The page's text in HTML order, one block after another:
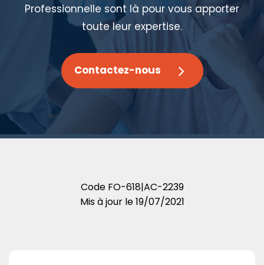
Professionnelle sont là pour vous apporter
toute leur expertise.
Contactez-nous
Code FO-618|AC-2239
Mis à jour le19/07/2021